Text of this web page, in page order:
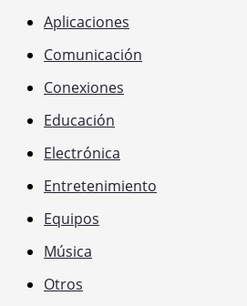
Aplicaciones
Comunicación
Conexiones
Educación
Electrónica
Entretenimiento
Equipos
Música
Otros